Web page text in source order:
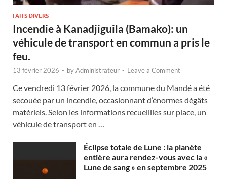
FAITS DIVERS
Incendie à Kanadjiguila (Bamako): un
véhicule de transport en commun a pris le
feu.
13 février 2026 - byAdministrateur - Leave a Comment
Ce vendredi 13 février 2026, la commune du Mandé a été
secouée par un incendie, occasionnant d’énormes dégâts
matériels. Selon les informations recueillies sur place, un
véhicule de transport en …
Éclipse totale de Lune : la planète
entière aura rendez-vous avec la «
Lune de sang » en septembre 2025